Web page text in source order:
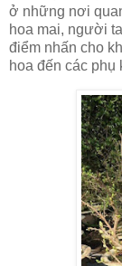
ở những nơi
hoa mai, người
điểm nhấn cho
hoa đến các phụ